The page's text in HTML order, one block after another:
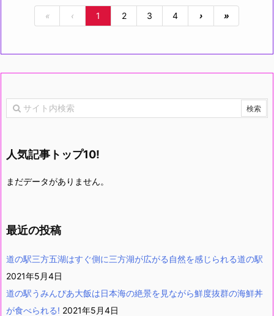
« ‹ 1 2 3 4 › »
人気記事トップ10!
まだデータがありません。
最近の投稿
道の駅三方五湖はすぐ側に三方湖が広がる自然を感じられる道の駅
2021年5月4日
道の駅うみんぴあ大飯は日本海の絶景を見ながら鮮度抜群の海鮮丼
が食べられる! 2021年5月4日